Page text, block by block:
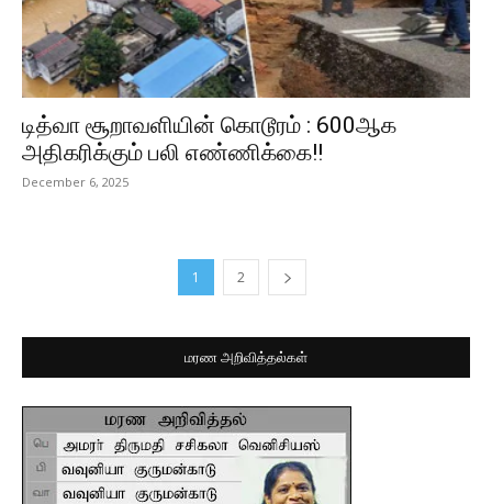
டித்வா சூறாவளியின் கொடூரம் : 600ஆக
அதிகரிக்கும் பலி எண்ணிக்கை!!
December 6, 2025
1 2
மரண அறிவித்தல்கள்